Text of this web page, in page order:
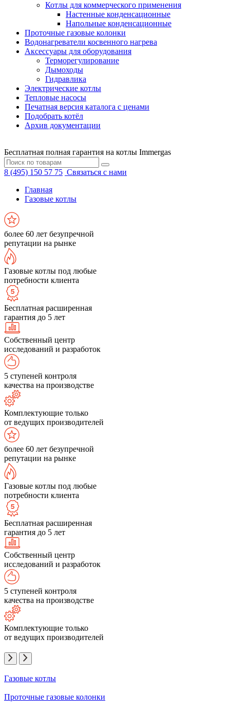
Котлы для коммерческого применения
Настенные конденсационные
Напольные конденсационные
Проточные газовые колонки
Водонагреватели косвенного нагрева
Аксессуары для оборудования
Терморегулирование
Дымоходы
Гидравлика
Электрические котлы
Тепловые насосы
Печатная версия каталога с ценами
Подобрать котёл
Архив документации
Бесплатная полная гарантия на котлы Immergas
8 (495) 150 57 75 Связаться с нами
Главная
Газовые котлы
более 60 лет безупречной
репутации на рынке
Газовые котлы под любые
потребности клиента
Бесплатная расширенная
гарантия до 5 лет
Собственный центр
исследований и разработок
5 ступеней контроля
качества на производстве
Комплектующие только
от ведущих производителей
более 60 лет безупречной
репутации на рынке
Газовые котлы под любые
потребности клиента
Бесплатная расширенная
гарантия до 5 лет
Собственный центр
исследований и разработок
5 ступеней контроля
качества на производстве
Комплектующие только
от ведущих производителей
Газовые котлы
Проточные газовые колонки